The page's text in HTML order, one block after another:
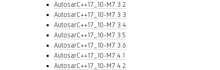
AutosarC++17_10-M7.3.2
AutosarC++17_10-M7.3.3
AutosarC++17_10-M7.3.4
AutosarC++17_10-M7.3.5
AutosarC++17_10-M7.3.6
AutosarC++17_10-M7.4.1
AutosarC++17_10-M7.4.2